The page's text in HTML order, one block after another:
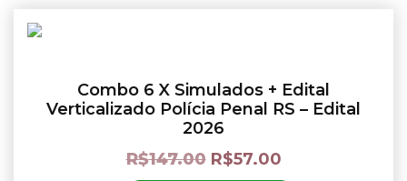
Combo 6 X Simulados + Edital
Verticalizado Polícia Penal RS – Edital
2026
R$147.00 R$57.00